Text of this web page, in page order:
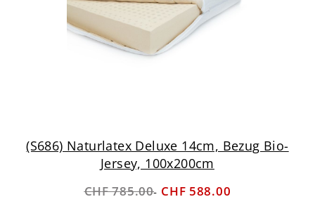
(S686) Naturlatex Deluxe 14cm, Bezug Bio-
Jersey, 100x200cm
CHF 785.00 CHF 588.00